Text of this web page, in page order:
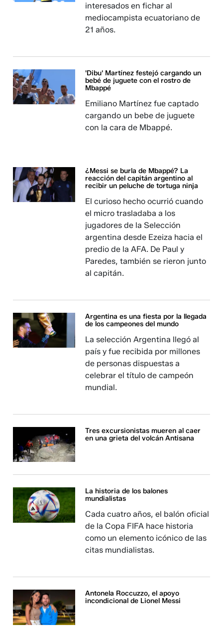
interesados en fichar al
mediocampista ecuatoriano de
21 años.
'Dibu' Martínez festejó cargando un
bebé de juguete con el rostro de
Mbappé
Emiliano Martínez fue captado
cargando un bebe de juguete
con la cara de Mbappé.
¿Messi se burla de Mbappé? La
reacción del capitán argentino al
recibir un peluche de tortuga ninja
El curioso hecho ocurrió cuando
el micro trasladaba a los
jugadores de la Selección
argentina desde Ezeiza hacia el
predio de la AFA. De Paul y
Paredes, también se rieron junto
al capitán.
Argentina es una fiesta por la llegada
de los campeones del mundo
La selección Argentina llegó al
país y fue recibida por millones
de personas dispuestas a
celebrar el título de campeón
mundial.
Tres excursionistas mueren al caer
en una grieta del volcán Antisana
La historia de los balones
mundialistas
Cada cuatro años, el balón oficial
de la Copa FIFA hace historia
como un elemento icónico de las
citas mundialistas.
Antonela Roccuzzo, el apoyo
incondicional de Lionel Messi